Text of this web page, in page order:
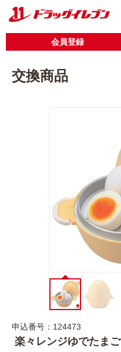
会員登録
交換商品
申込番号：124473
楽々レンジゆでたまご